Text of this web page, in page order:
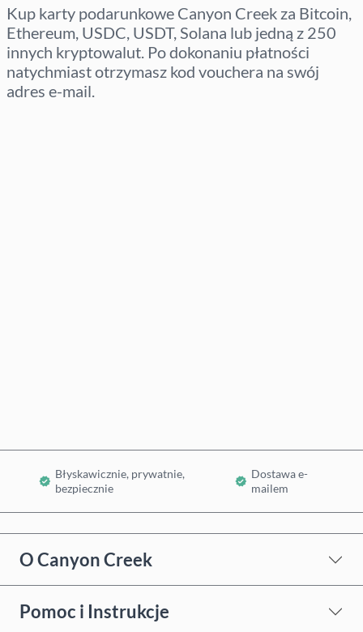
Kup karty podarunkowe Canyon Creek za Bitcoin,
Ethereum, USDC, USDT, Solana lub jedną z 250
innych kryptowalut. Po dokonaniu płatności
natychmiast otrzymasz kod vouchera na swój
adres e-mail.
Błyskawicznie, prywatnie,
bezpiecznie
Dostawa e-
mailem
O Canyon Creek
Pomoc i Instrukcje